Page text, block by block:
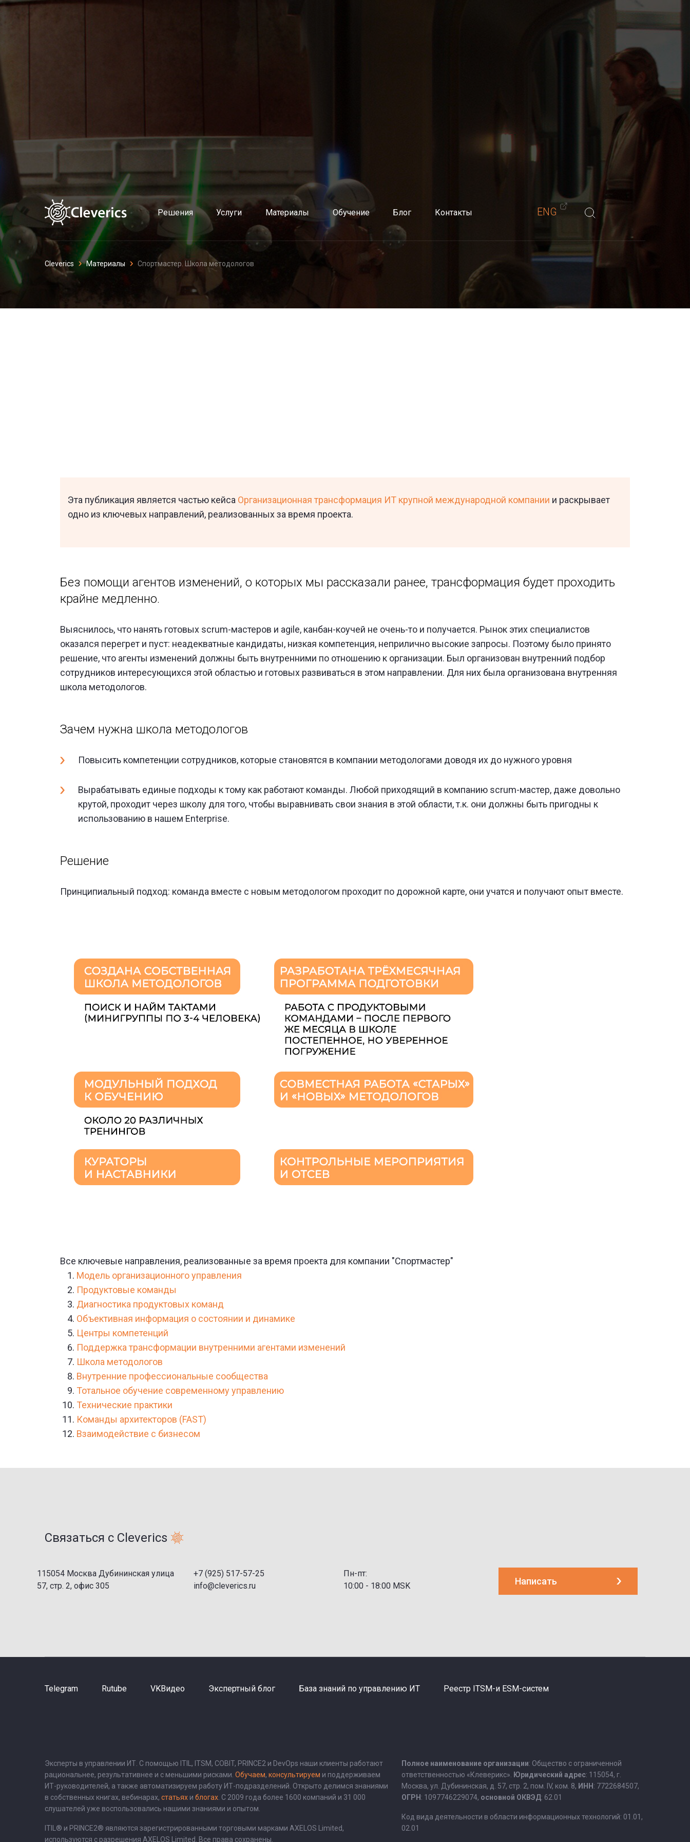
Решения
Подготовка и поддержка внутренних агентов изменений (методологов, коучей, скрам-мастеров)
Управление проблемами
Автоматическая классификация обращений пользователей
Блог
Решения Услуги Материалы Обучение Блог Контакты ENG
Cleverics Материалы Спортмастер. Школа методологов
Эта публикация является частью кейса Организационная трансформация ИТ крупной международной компании и раскрывает
одно из ключевых направлений, реализованных за время проекта.
Без помощи агентов изменений, о которых мы рассказали ранее, трансформация будет проходить
крайне медленно.
Выяснилось, что нанять готовых scrum-мастеров и agile, канбан-коучей не очень-то и получается. Рынок этих специалистов
оказался перегрет и пуст: неадекватные кандидаты, низкая компетенция, неприлично высокие запросы. Поэтому было принято
решение, что агенты изменений должны быть внутренними по отношению к организации. Был организован внутренний подбор
сотрудников интересующихся этой областью и готовых развиваться в этом направлении. Для них была организована внутренняя
школа методологов.
Зачем нужна школа методологов
Повысить компетенции сотрудников, которые становятся в компании методологами доводя их до нужного уровня
Вырабатывать единые подходы к тому как работают команды. Любой приходящий в компанию scrum-мастер, даже довольно
крутой, проходит через школу для того, чтобы выравнивать свои знания в этой области, т.к. они должны быть пригодны к
использованию в нашем Enterprise.
Решение
Принципиальный подход: команда вместе с новым методологом проходит по дорожной карте, они учатся и получают опыт вместе.
Все ключевые направления, реализованные за время проекта для компании "Спортмастер"
Модель организационного управления
Продуктовые команды
Диагностика продуктовых команд
Объективная информация о состоянии и динамике
Центры компетенций
Поддержка трансформации внутренними агентами изменений
Школа методологов
Внутренние профессиональные сообщества
Тотальное обучение современному управлению
Технические практики
Команды архитекторов (FAST)
Взаимодействие с бизнесом
Связаться с Cleverics
115054 Москва Дубининская улица
57, стр. 2, офис 305
+7 (925) 517-57-25
info@cleverics.ru
Пн-пт:
10:00 - 18:00 MSK
Написать
Telegram Rutube VKВидео Экспертный блог База знаний по управлению ИТ Реестр ITSM-и ESM-систем
Эксперты в управлении ИТ. С помощью ITIL, ITSM, COBIT, PRINCE2 и DevOps наши клиенты работают
рациональнее, результативнее и с меньшими рисками. Обучаем, консультируем и поддерживаем
ИТ-руководителей, а также автоматизируем работу ИТ-подразделений. Открыто делимся знаниями
в собственных книгах, вебинарах, статьях и блогах . С 2009 года более 1600 компаний и 31 000
слушателей уже воспользовались нашими знаниями и опытом.
ITIL® и PRINCE2® являются зарегистрированными торговыми марками AXELOS Limited,
используются с разрешения AXELOS Limited. Все права сохранены.
Полное наименование организации: Общество с ограниченной
ответственностью «Клеверикс».
Юридический адрес: 115054, г.
Москва, ул. Дубининская, д. 57, стр. 2, пом. IV, ком. 8, ИНН : 7722684507,
ОГРН : 1097746229074, основной ОКВЭД: 62.01
Код вида деятельности в области информационных технологий: 01.01,
02.01